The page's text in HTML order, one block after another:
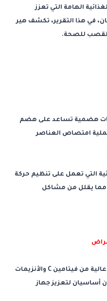
الهامة التي تعزز
في هذا التقرير، تكشف هير
هضمية تساعد على هضم
امتصاص العناصر
التي تعمل على تنظيم حركة
مما يقلل من مشاكل
يحتوي عصير القصب على نسبة عالية من فيتامين C والأنزيمات
أساسيان لتعزيز جهاز